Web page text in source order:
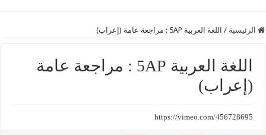
الرئيسية / اللغة العربية 5AP : مراجعة عامة (إعراب)
اللغة العربية 5AP : مراجعة عامة
(إعراب)
https://vimeo.com/456728695